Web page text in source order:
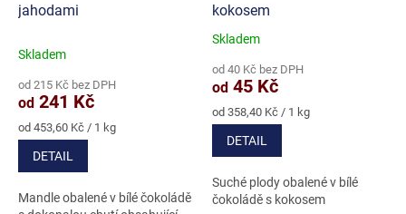
jahodami
Skladem
od 215 Kč bez DPH
od 241 Kč
Měrná
cena:
od 453,60 Kč / 1 kg
DETAIL
Mandle obalené v bílé čokoládě
kokosem
Průměrné
produktu
je
5,0
z
hvězdiček.
Skladem
od 40 Kč bez DPH
od 45 Kč
Měrná
cena:
od 358,40 Kč / 1 kg
DETAIL
Suché plody obalené v bílé
čokoládě s kokosem